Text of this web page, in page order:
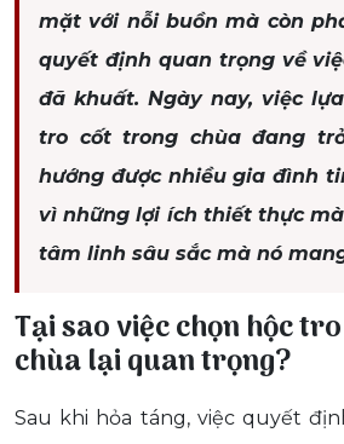
mặt với nỗi buồn mà còn
quyết định quan trọng về
đã khuất. Ngày nay, việc
tro cốt trong chùa đang
hướng được nhiều gia đình
vì những lợi ích thiết thực
tâm linh sâu sắc mà nó
Tại sao việc chọn hộc
chùa lại quan trọng?
Sau khi hỏa táng, việc quyết